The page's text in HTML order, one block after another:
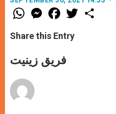
W
h
t
s
p
p
M
e
s
e
g
e
F
a
e
b
o
k
w
Share this Entry
فريق زينيت